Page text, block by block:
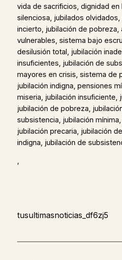
vida de sacrificios, dignidad en
silenciosa, jubilados
incierto, jubilación de pobreza,
vulnerables, sistema bajo
desilusión total, jubilación
insuficientes, jubilación de
mayores en crisis, sistema de
jubilación indigna, pensiones
miseria, jubilación insuficiente,
jubilación de pobreza,
subsistencia, jubilación
jubilación precaria, jubilación
indigna, jubilación de
,
tusultimasnoticias_df6zj5